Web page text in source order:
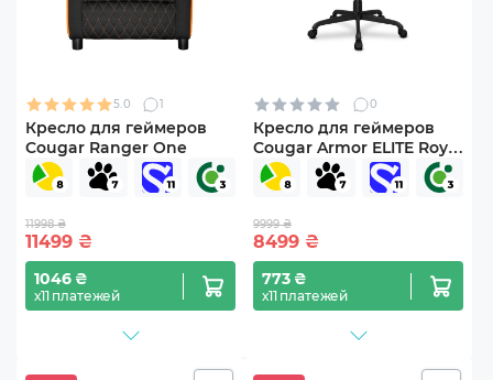
5.0 1
Кресло для геймеров
Cougar Ranger One
11998 ₴
11499 ₴
1046 ₴
х11 платежей
0
Кресло для геймеров
Cougar Armor ELITE Royal
Black
9999 ₴
8499 ₴
773 ₴
х11 платежей